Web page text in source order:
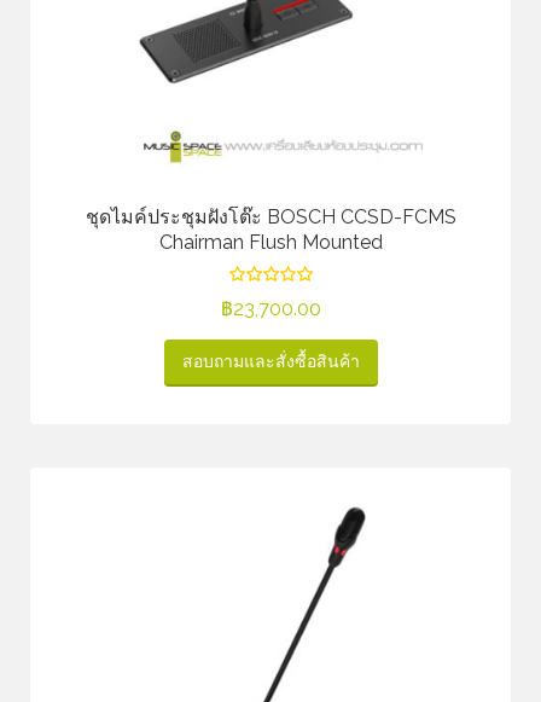
ชุดไมค์ประชุมฝังโต๊ะ BOSCH CCSD-FCMS
Chairman Flush Mounted
฿23,700.00
สอบถามและสั่งซื้อสินค้า